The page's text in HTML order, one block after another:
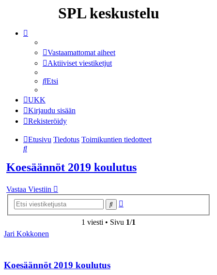
SPL keskustelu
Vastaamattomat aiheet
Aktiiviset viestiketjut
Etsi
UKK
Kirjaudu sisään
Rekisteröidy
Etusivu Tiedotus Toimikuntien tiedotteet
Etsi
Koesäännöt 2019 koulutus
Vastaa Viestiin
Etsi
1 viesti • Sivu 1/1
Jari Kokkonen
Koesäännöt 2019 koulutus